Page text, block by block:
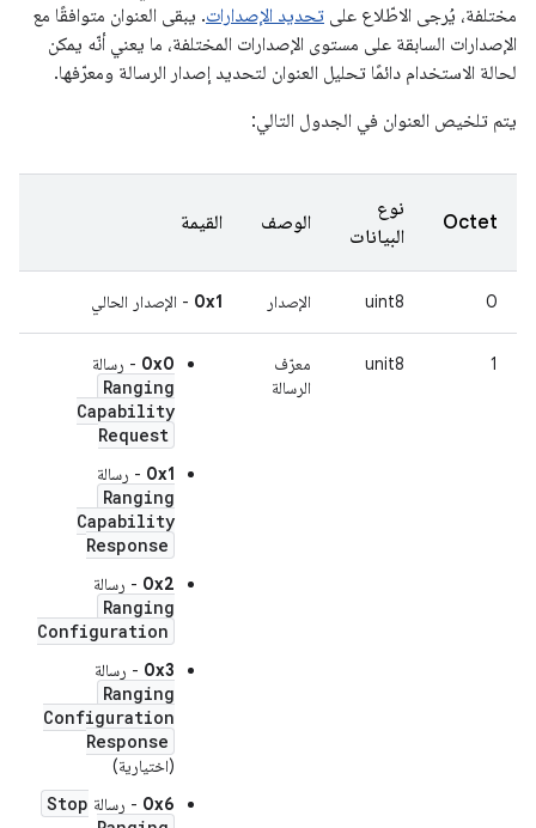
مختلفة، يُرجى الاطّلاع على تحديد الإصدارات. يبقى العنوان متوافقًا مع
الإصدارات السابقة على مستوى الإصدارات المختلفة، ما يعني أنّه يمكن
لحالة الاستخدام دائمًا تحليل العنوان لتحديد إصدار الرسالة ومعرّفها.
يتم تلخيص العنوان في الجدول التالي:
Octet
نوع
البيانات
الوصف القيمة
0
uint8 الإصدار 0x1 - الإصدار الحالي
1
unit8
معرّف
الرسالة
0x0 - رسالة
Ranging
Capability
Request
0x1 - رسالة
Ranging
Capability
Response
0x2 - رسالة
Ranging
Configuration
0x3 - رسالة
Ranging
Configuration
Response
(اختيارية)
0x6 - رسالة Stop